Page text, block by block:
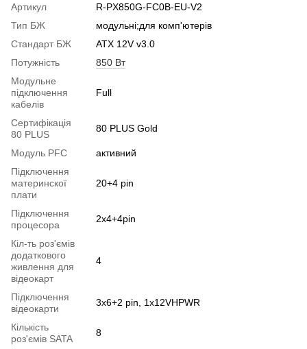
Артикул
R-PX850G-FC0B-EU-V2
Тип БЖ
модульні;для комп'ютерів
Стандарт БЖ
ATX 12V v3.0
Потужність
850 Вт
Модульне
підключення
кабелів
Full
Сертифікація
80 PLUS
80 PLUS Gold
Модуль PFC
активний
Підключення
материнскої
плати
20+4 pin
Підключення
процесора
2x4+4pin
Кіл-ть роз'ємів
додаткового
живлення для
відеокарт
4
Підключення
відеокарти
3x6+2 pin, 1x12VHPWR
Кількість
роз'ємів SATA
8